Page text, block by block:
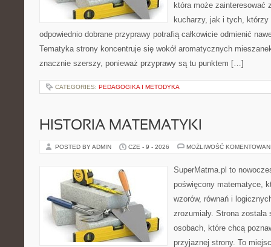
która może zainteresować
kucharzy, jak i tych, którzy
odpowiednio dobrane przyprawy potrafią całkowicie odmienić
Tematyka strony koncentruje się wokół aromatycznych
znacznie szerszy, ponieważ przyprawy są tu punktem […]
CATEGORIES: PEDAGOGIKA I METODYKA
HISTORIA MATEMATYKI
POSTED BY ADMIN CZE - 9 - 2026 MOŻLIWOŚĆ
SuperMatma.pl to
poświęcony matematyce,
wzorów, równań i
zrozumiały. Strona
osobach, które chcą
przyjaznej strony. To